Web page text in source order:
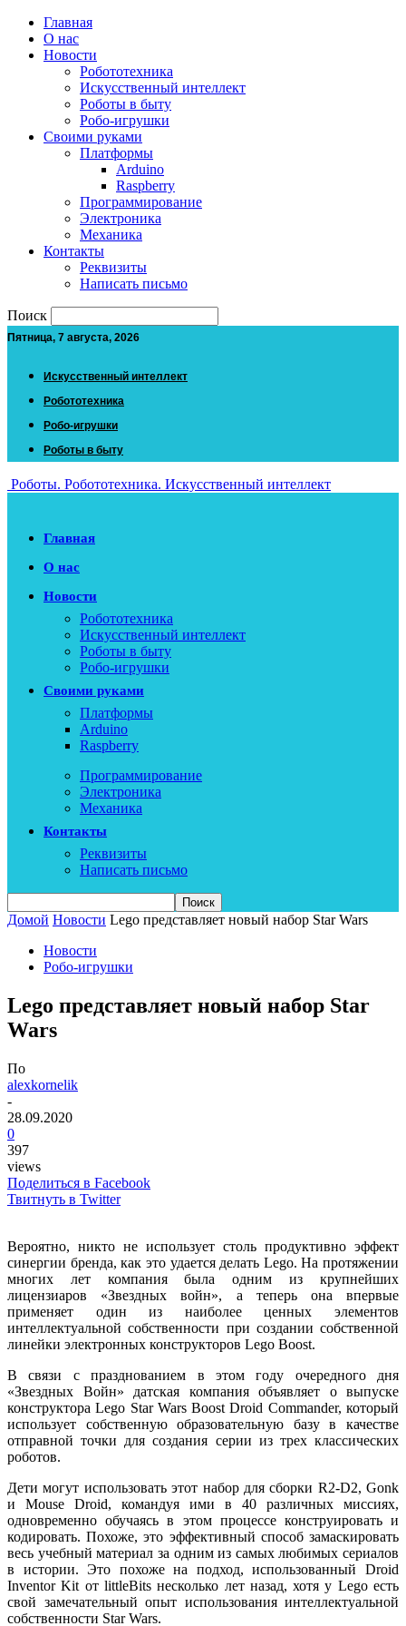
Главная
О нас
Новости
Робототехника
Искусственный интеллект
Роботы в быту
Робо-игрушки
Своими руками
Платформы
Arduino
Raspberry
Программирование
Электроника
Механика
Контакты
Реквизиты
Написать письмо
Поиск
Пятница, 7 августа, 2026
Искусственный интеллект
Робототехника
Робо-игрушки
Роботы в быту
Роботы. Робототехника. Искусственный интеллект
Главная
О нас
Новости
Робототехника
Искусственный интеллект
Роботы в быту
Робо-игрушки
Своими руками
Платформы
Arduino
Raspberry
Программирование
Электроника
Механика
Контакты
Реквизиты
Написать письмо
Домой Новости Lego представляет новый набор Star Wars
Новости
Робо-игрушки
Lego представляет новый набор Star
Wars
По
alexkornelik
-
28.09.2020
0
397
views
Поделиться в Facebook
Твитнуть в Twitter
Вероятно, никто не использует столь продуктивно эффект
синергии бренда, как это удается делать Lego. На протяжении
многих лет компания была одним из крупнейших
лицензиаров «Звездных войн», а теперь она впервые
применяет один из наиболее ценных элементов
интеллектуальной собственности при создании собственной
линейки электронных конструкторов Lego Boost.
В связи с празднованием в этом году очередного дня
«Звездных Войн» датская компания объявляет о выпуске
конструктора Lego Star Wars Boost Droid Commander, который
использует собственную образовательную базу в качестве
отправной точки для создания серии из трех классических
роботов.
Дети могут использовать этот набор для сборки R2-D2, Gonk
и Mouse Droid, командуя ими в 40 различных миссиях,
одновременно обучаясь в этом процессе конструировать и
кодировать. Похоже, это эффективный способ замаскировать
весь учебный материал за одним из самых любимых сериалов
в истории. Это похоже на подход, использованный Droid
Inventor Kit от littleBits несколько лет назад, хотя у Lego есть
свой замечательный опыт использования интеллектуальной
собственности Star Wars.